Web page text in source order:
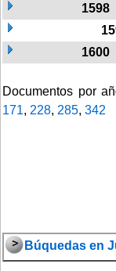
1598
1600
Documentos por
171, 228, 285, 342
Búquedas en